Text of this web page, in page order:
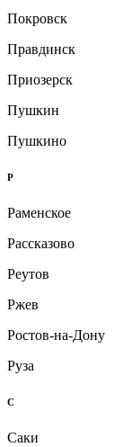
Покровск
Правдинск
Приозерск
Пушкин
Пушкино
Р
Раменское
Рассказово
Реутов
Ржев
Ростов-на-Дону
Руза
С
Саки